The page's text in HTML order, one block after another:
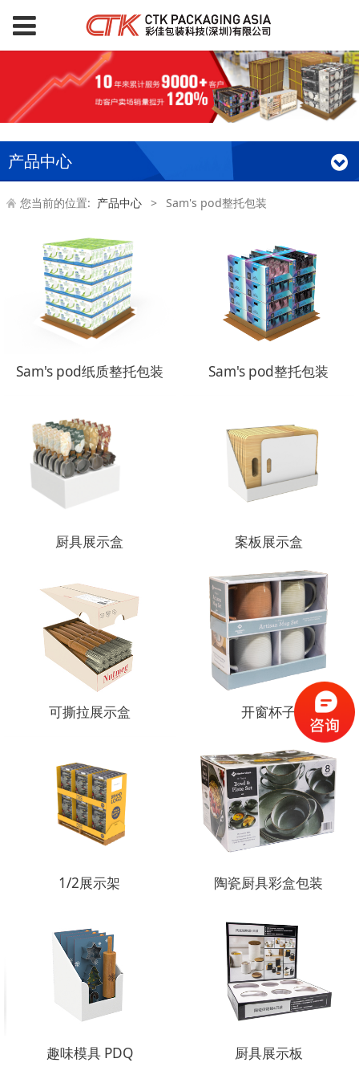
产品中心
您当前的位置: 产品中心 > Sam's pod整托包装
Sam's pod纸质整托包装 Sam's pod整托包装
厨具展示盒 案板展示盒
可撕拉展示盒 开窗杯子
1/2展示架 陶瓷厨具彩盒包装
趣味模具 PDQ 厨具展示板